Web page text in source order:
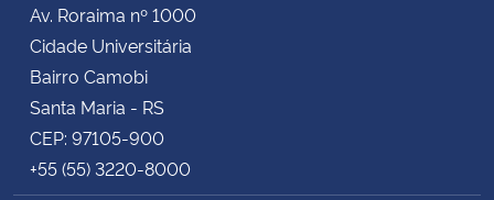
Av. Roraima nº 1000
Cidade Universitária
Bairro Camobi
Santa Maria - RS
CEP: 97105-900
+55 (55) 3220-8000